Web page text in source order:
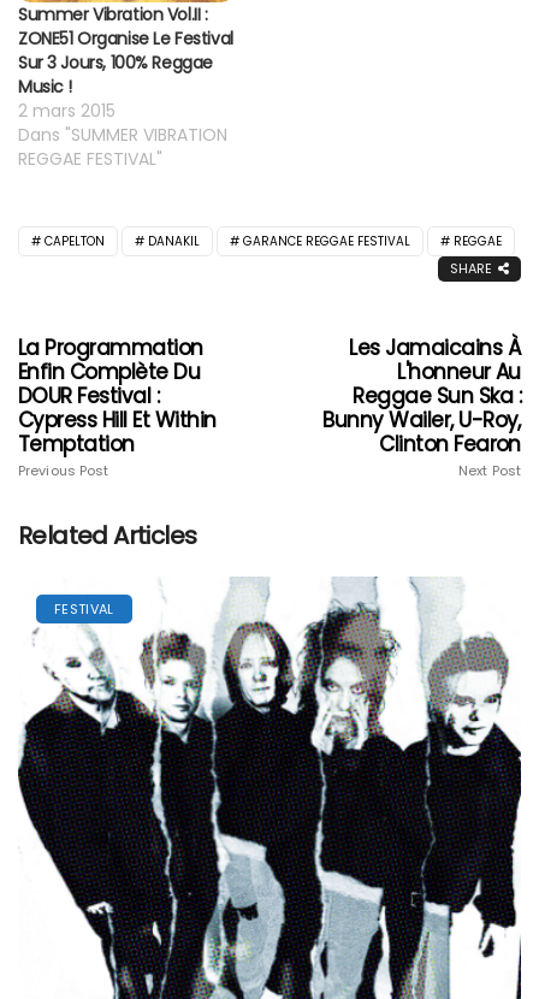
Summer Vibration Vol.II :
ZONE51 Organise Le Festival
Sur 3 Jours, 100% Reggae
Music !
2 mars 2015
Dans "SUMMER VIBRATION
REGGAE FESTIVAL"
CAPELTON DANAKIL GARANCE REGGAE FESTIVAL REGGAE
SHARE
La Programmation
Enfin Complète Du
DOUR Festival :
Cypress Hill Et Within
Temptation
Previous Post
Les Jamaicains À
L'honneur Au
Reggae Sun Ska :
Bunny Wailer, U-Roy,
Clinton Fearon
Next Post
Related Articles
FESTIVAL